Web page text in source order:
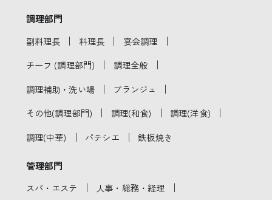
調理部門
副料理長 ｜ 料理長 ｜ 宴会調理 ｜
チーフ (調理部門) ｜ 調理全般 ｜
調理補助・洗い場 ｜ ブランジェ ｜
その他(調理部門) ｜ 調理(和食) ｜ 調理(洋食) ｜
調理(中華) ｜ パテシエ ｜ 鉄板焼き
管理部門
スパ・エステ ｜ 人事・総務・経理 ｜